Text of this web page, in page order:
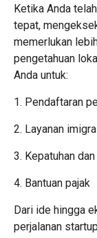
Ketika Anda
tepat,
memerlukan
pengetahuan
Anda untuk:
1. Pendaftaran
2. Layanan
3. Kepatuhan
4. Bantuan pajak
Dari ide hingga
perjalanan